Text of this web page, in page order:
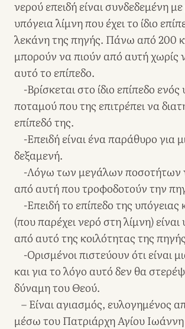
νερού επειδή είναι συνδεδεμένη
υπόγεια λίμνη που έχει το ίδιο
λεκάνη της πηγής. Πάνω από 200
μπορούν να πιούν από αυτή χωρίς
αυτό το επίπεδο.
-Βρίσκεται στο ίδιο επίπεδο ενός
ποταμού που της επιτρέπει να
επίπεδό της.
-Επειδή είναι ένα παράθυρο για
δεξαμενή.
-Λόγω των μεγάλων ποσοτήτων
από αυτή που τροφοδοτούν την
-Επειδή το επίπεδο της υπόγειας
(που παρέχει νερό στη λίμνη)
από αυτό της κοιλότητας της
-Ορισμένοι πιστεύουν ότι είναι
και για το λόγο αυτό δεν θα
δύναμη του Θεού.
– Είναι αγιασμός, ευλογημένος
μέσω του Πατριάρχη Αγίου